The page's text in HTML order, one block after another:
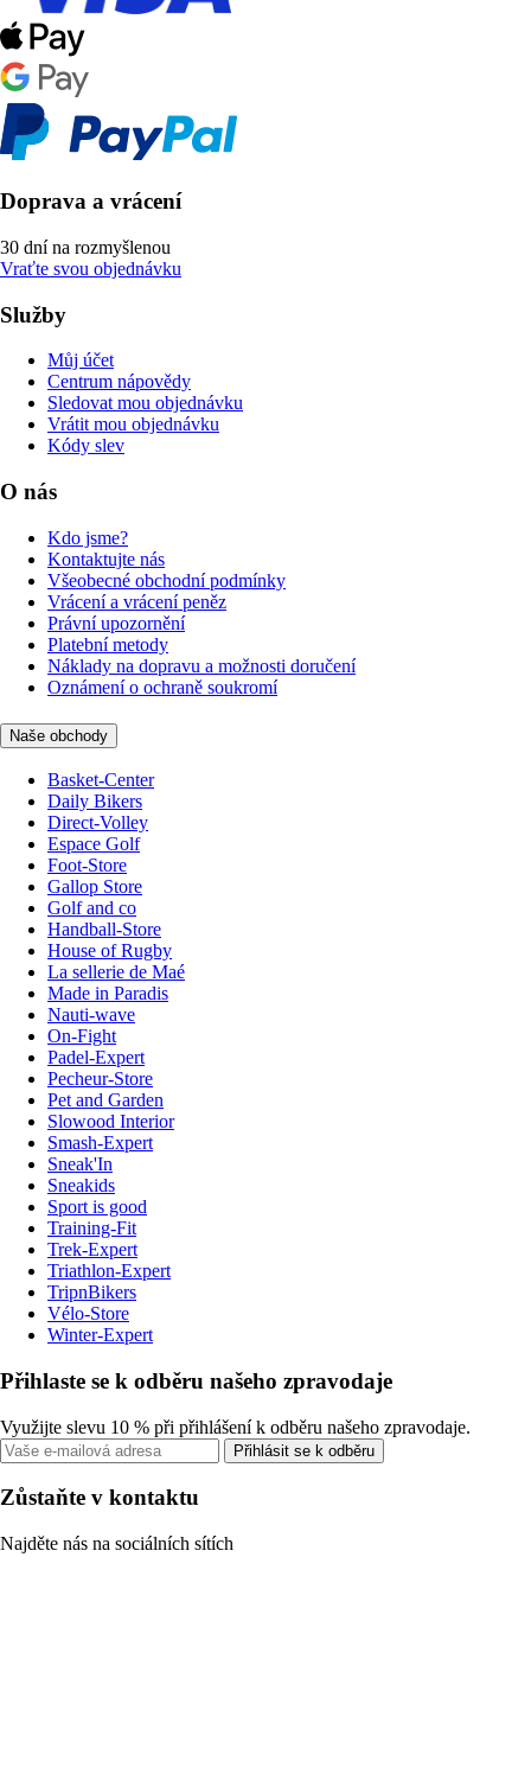
Doprava a vrácení
30 dní na rozmyšlenou
Vraťte svou objednávku
Služby
Můj účet
Centrum nápovědy
Sledovat mou objednávku
Vrátit mou objednávku
Kódy slev
O nás
Kdo jsme?
Kontaktujte nás
Všeobecné obchodní podmínky
Vrácení a vrácení peněz
Právní upozornění
Platební metody
Náklady na dopravu a možnosti doručení
Oznámení o ochraně soukromí
Naše obchody
Basket-Center
Daily Bikers
Direct-Volley
Espace Golf
Foot-Store
Gallop Store
Golf and co
Handball-Store
House of Rugby
La sellerie de Maé
Made in Paradis
Nauti-wave
On-Fight
Padel-Expert
Pecheur-Store
Pet and Garden
Slowood Interior
Smash-Expert
Sneak'In
Sneakids
Sport is good
Training-Fit
Trek-Expert
Triathlon-Expert
TripnBikers
Vélo-Store
Winter-Expert
Přihlaste se k odběru našeho zpravodaje
Využijte slevu 10 % při přihlášení k odběru našeho zpravodaje.
Přihlásit se k odběru
Zůstaňte v kontaktu
Najděte nás na sociálních sítích